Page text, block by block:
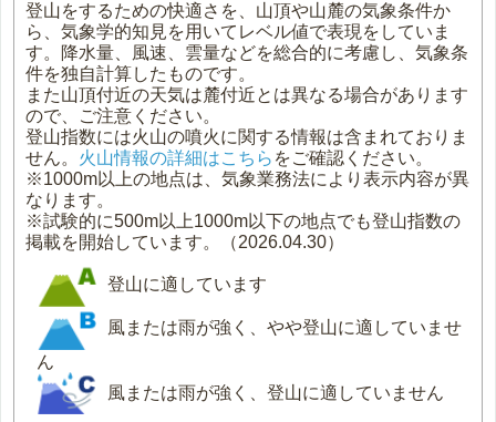
登山をするための快適さを、山頂や山麓の気象条件か
ら、気象学的知見を用いてレベル値で表現をしていま
す。降水量、風速、雲量などを総合的に考慮し、気象条
件を独自計算したものです。
また山頂付近の天気は麓付近とは異なる場合があります
ので、ご注意ください。
登山指数には火山の噴火に関する情報は含まれておりま
せん。 火山情報の詳細はこちら をご確認ください。
※1000m以上の地点は、気象業務法により表示内容が異
なります。
※試験的に500m以上1000m以下の地点でも登山指数の
掲載を開始しています。（2026.04.30）
登山に適しています
風または雨が強く、やや登山に適していませ
ん
風または雨が強く、登山に適していません